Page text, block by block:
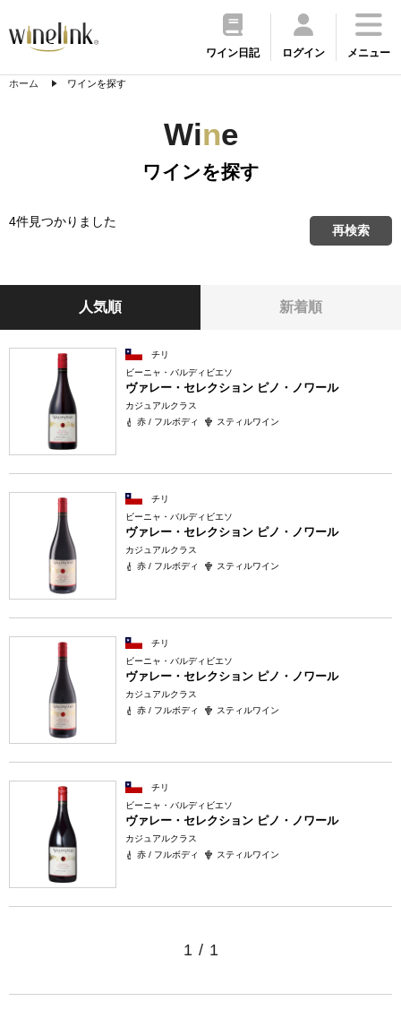
ワイン日記 ログイン メニュー
ホーム ワインを探す
Wine
ワインを探す
4件見つかりました
再検索
人気順 新着順
チリ
ビーニャ・バルディビエソ
ヴァレー・セレクション ピノ・ノワール
カジュアルクラス
赤 / フルボディ
スティルワイン
チリ
ビーニャ・バルディビエソ
ヴァレー・セレクション ピノ・ノワール
カジュアルクラス
赤 / フルボディ
スティルワイン
チリ
ビーニャ・バルディビエソ
ヴァレー・セレクション ピノ・ノワール
カジュアルクラス
赤 / フルボディ
スティルワイン
チリ
ビーニャ・バルディビエソ
ヴァレー・セレクション ピノ・ノワール
カジュアルクラス
赤 / フルボディ
スティルワイン
1 / 1